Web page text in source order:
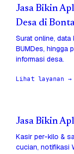
Jasa Bikin
Desa di
Surat online, data
BUMDes, hingga
informasi desa.
Lihat layanan →
Jasa Bikin
Kasir per-kilo &
cucian, notifikasi